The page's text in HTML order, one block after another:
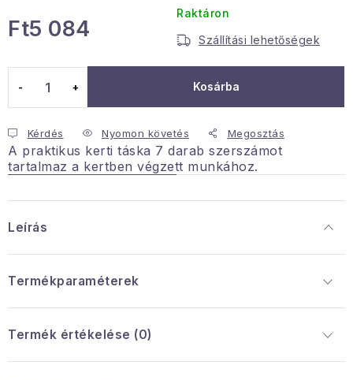
Januári akció
Hogyan kell panaszkodni / visszaadni az áruka
Kereskedelem feltételes
Információ a mellékletről
Érintkezés
Rólunk
Ft5 084
Raktáron
Szállítási lehetőségek
Kosárba
Kérdés Nyomon követés Megosztás
A praktikus kerti táska 7 darab szerszámot
tartalmaz a kertben végzett munkához.
Leírás
Termékparaméterek
Termék értékelése (0)